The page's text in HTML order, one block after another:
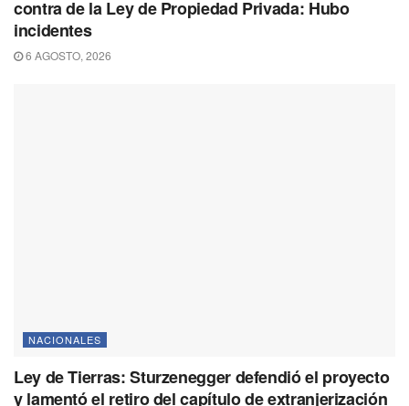
contra de la Ley de Propiedad Privada: Hubo
incidentes
6 AGOSTO, 2026
NACIONALES
Ley de Tierras: Sturzenegger defendió el proyecto
y lamentó el retiro del capítulo de extranjerización